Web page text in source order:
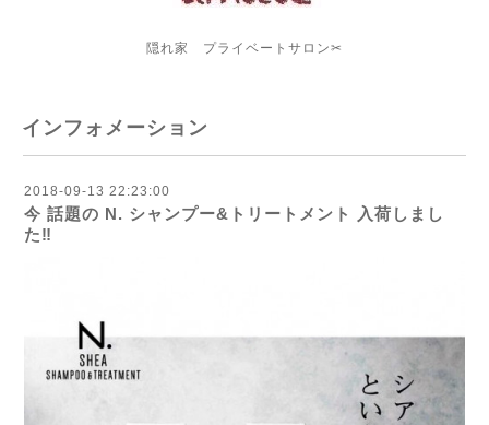
隠れ家 プライベートサロン✂︎
インフォメーション
2018-09-13 22:23:00
今 話題の N. シャンプー&トリートメント 入荷しまし
た‼️